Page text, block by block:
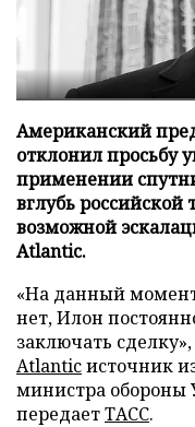
Американский
отклонил просьбу
применении
вглубь российской
возможной
Atlantic.
«На данный
нет, Илон
заключать
Atlanticисточник
министра
передаетТАСС.